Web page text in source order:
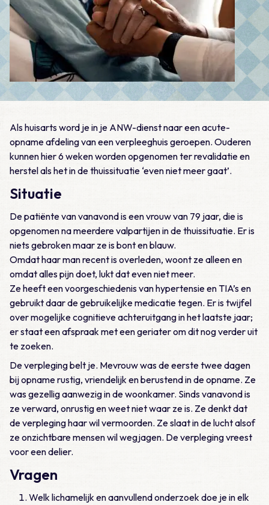
Als huisarts word je in je ANW-dienst naar een acute-
opname afdeling van een verpleeghuis geroepen. Ouderen
kunnen hier 6 weken worden opgenomen ter revalidatie en
herstel als het in de thuissituatie ‘even niet meer gaat’.
Situatie
De patiënte van vanavond is een vrouw van 79 jaar, die is
opgenomen na meerdere valpartijen in de thuissituatie. Er is
niets gebroken maar ze is bont en blauw.
Omdat haar man recent is overleden, woont ze alleen en
omdat alles pijn doet, lukt dat even niet meer.
Ze heeft een voorgeschiedenis van hypertensie en TIA’s en
gebruikt daar de gebruikelijke medicatie tegen. Er is twijfel
over mogelijke cognitieve achteruitgang in het laatste jaar;
er staat een afspraak met een geriater om dit nog verder uit
te zoeken.
De verpleging belt je. Mevrouw was de eerste twee dagen
bij opname rustig, vriendelijk en berustend in de opname. Ze
was gezellig aanwezig in de woonkamer. Sinds vanavond is
ze verward, onrustig en weet niet waar ze is. Ze denkt dat
de verpleging haar wil vermoorden. Ze slaat in de lucht alsof
ze onzichtbare mensen wil wegjagen. De verpleging vreest
voor een delier.
Vragen
Welk lichamelijk en aanvullend onderzoek doe je in elk